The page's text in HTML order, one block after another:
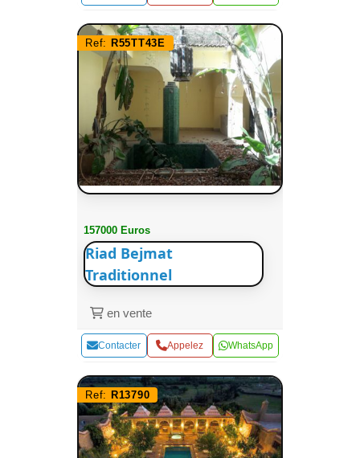
Ref: R55TT43E
157000 Euros
Riad Bejmat
Traditionnel
en vente
Contacter Appelez WhatsApp
Ref: R13790